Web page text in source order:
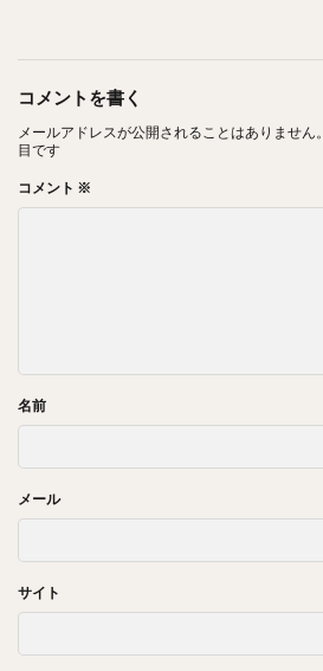
コメントを書く
メールアドレスが公開されることはありません。
目です
コメント ※
名前
メール
サイト